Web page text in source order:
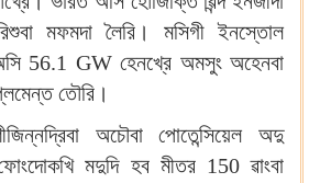
মফমদা লৈরি। মসিগী ইনস্তোল
56.1 GW হেনখ্রে অমসুং অহেনবা
তৌরি।
অচৌবা পোতেন্সিয়েল অদু
মদুদি হব মীতর 150 ৱাংবা